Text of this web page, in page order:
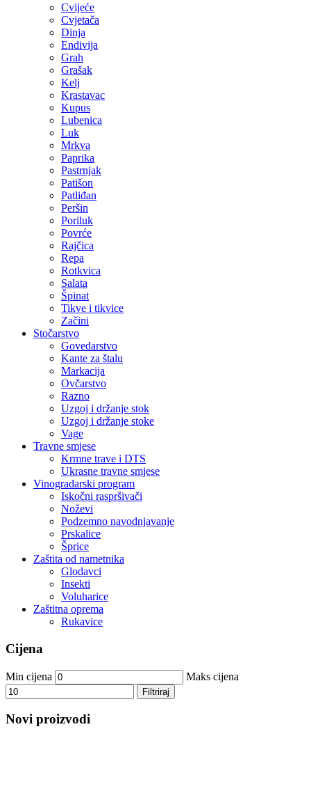
Cvijeće
Cvjetača
Dinja
Endivija
Grah
Grašak
Kelj
Krastavac
Kupus
Lubenica
Luk
Mrkva
Paprika
Pastrnjak
Patišon
Patliđan
Peršin
Poriluk
Povrće
Rajčica
Repa
Rotkvica
Salata
Špinat
Tikve i tikvice
Začini
Stočarstvo
Govedarstvo
Kante za štalu
Markacija
Ovčarstvo
Razno
Uzgoj i držanje stok
Uzgoj i držanje stoke
Vage
Travne smjese
Krmne trave i DTS
Ukrasne travne smjese
Vinogradarski program
Iskočni raspršivači
Noževi
Podzemno navodnjavanje
Prskalice
Šprice
Zaštita od nametnika
Glodavci
Insekti
Voluharice
Zaštitna oprema
Rukavice
Cijena
Min cijena Maks cijena
Filtriraj
Novi proizvodi